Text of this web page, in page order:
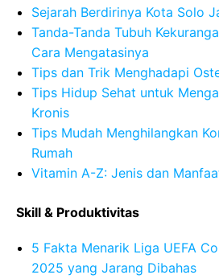
Sejarah Berdirinya Kota Solo
Tanda-Tanda Tubuh
Cara Mengatasinya
Tips dan Trik Menghadapi
Tips Hidup Sehat untuk
Kronis
Tips Mudah Menghilangkan
Rumah
Vitamin A-Z: Jenis dan
Skill & Produktivitas
5 Fakta Menarik Liga UEFA
2025 yang Jarang Dibahas